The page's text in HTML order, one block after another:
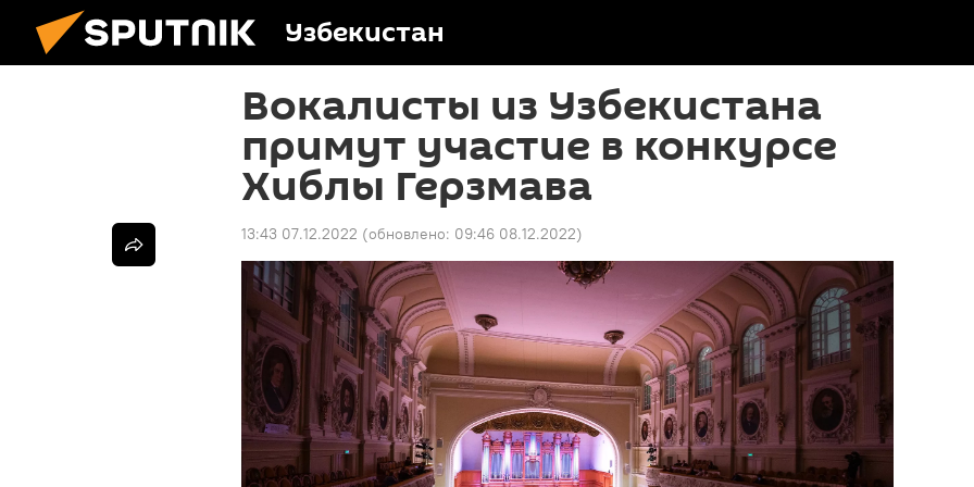
Узбекистан
Вокалисты из Узбекистана
примут участие в конкурсе
Хиблы Герзмава
13:43 07.12.2022 (обновлено: 09:46 08.12.2022)